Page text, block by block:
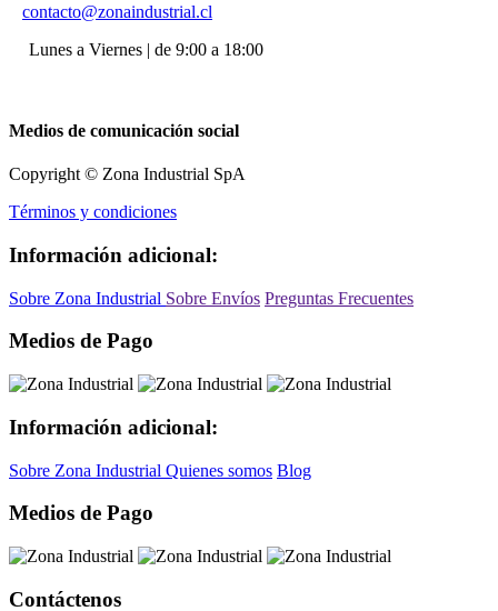
contacto@zonaindustrial.cl
Lunes a Viernes | de 9:00 a 18:00
Medios de comunicación social
Copyright © Zona Industrial SpA
Términos y condiciones
Información adicional:
Sobre Zona Industrial Sobre Envíos Preguntas Frecuentes
Medios de Pago
Información adicional:
Sobre Zona Industrial Quienes somos Blog
Medios de Pago
Contáctenos